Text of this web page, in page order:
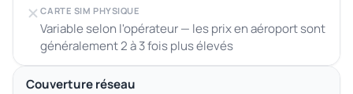
CARTE SIM PHYSIQUE
Variable selon l'opérateur — les prix en aéroport sont
généralement 2 à 3 fois plus élevés
Couverture réseau